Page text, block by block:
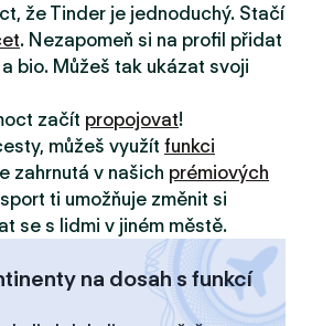
že Tinder je jednoduchý. Stačí
. Nezapomeň si na profil přidat
bio. Můžeš tak ukázat svoji
začít propojovat!
můžeš využít funkci
zahrnutá v našich prémiových
ti umožňuje změnit si
se s lidmi v jiném městě.
na dosah s funkcí